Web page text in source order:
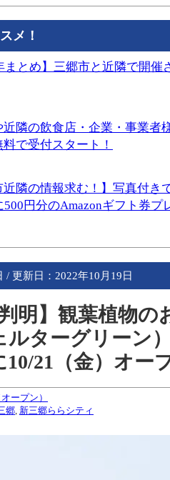
メ！
まとめ】三郷市と近隣で開
近隣の飲食店・企業・事業者
で受付スタート！
近隣の情報求む！】写真付
500円分のAmazonギフト券プ
/ 更新日： 2022年10月19日
明】観葉植物の
ルターグリーン
21（金）オー
ープン）
郷 新三郷ららシティ